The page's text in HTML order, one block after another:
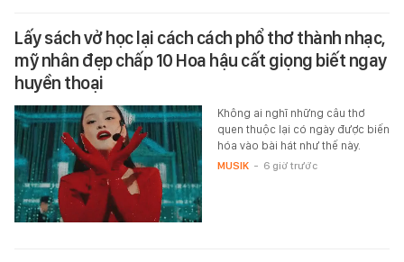
Lấy sách vở học lại cách cách phổ thơ thành nhạc,
mỹ nhân đẹp chấp 10 Hoa hậu cất giọng biết ngay
huyền thoại
Không ai nghĩ những câu thơ
quen thuộc lại có ngày được biến
hóa vào bài hát như thế này.
MUSIK - 6 giờ trước